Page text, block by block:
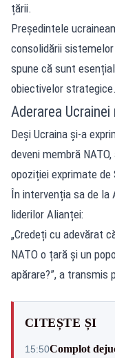
țării.
Președintele
consolidării
spune că sunt
obiectivelor strategice.
Aderarea
Deși Ucraina și-a
deveni membră
opoziției exprimate de
În intervenția sa de la
liderilor Alianței:
„Credeți cu adevărat
NATO o țară și un
apărare?”, a transmis
CITEȘTE ȘI
15:50Complot